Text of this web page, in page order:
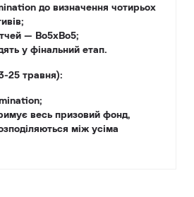
до визначення чотирьох
— Bo5xBo5;
у фінальний етап.
25 травня):
весь призовий фонд,
між усіма